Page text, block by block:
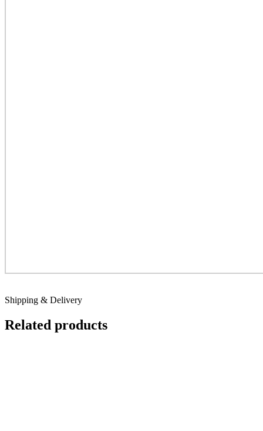
Shipping & Delivery
Related products